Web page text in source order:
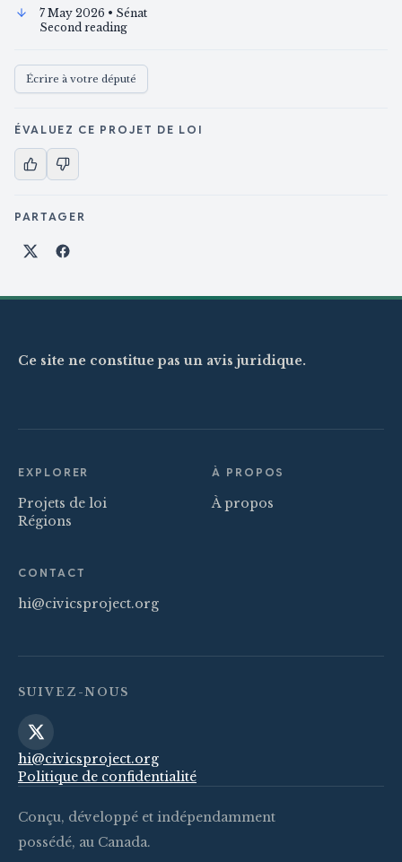
7 May 2026 • Sénat
Second reading
Écrire à votre député
ÉVALUEZ CE PROJET DE LOI
PARTAGER
Partager sur X
Partager sur Facebook
Ce site ne constitue pas un avis juridique.
EXPLORER
Projets de loi
Régions
À PROPOS
À propos
CONTACT
hi@civicsproject.org
SUIVEZ-NOUS
hi@civicsproject.org
Politique de confidentialité
Conçu, développé et indépendamment
possédé, au Canada.